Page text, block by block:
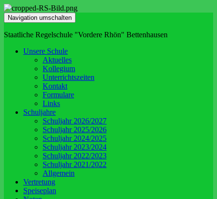
Navigation umschalten
Staatliche Regelschule "Vordere Rhön" Bettenhausen
Unsere Schule
Aktuelles
Kollegium
Unterrichtszeiten
Kontakt
Formulare
Links
Schuljahre
Schuljahr 2026/2027
Schuljahr 2025/2026
Schuljahr 2024/2025
Schuljahr 2023/2024
Schuljahr 2022/2023
Schuljahr 2021/2022
Allgemein
Vertretung
Speiseplan